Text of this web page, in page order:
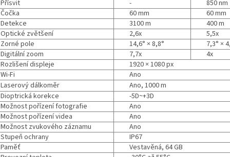
Přísvit -
850 nm
Čočka
60 mm
60 mm
Detekce
3100 m
400 m
Optické zvětšení
2,6x
5,5x
Zorné pole
14,6° × 8,8°
7,3° ×
Digitální zoom
7,7x
4x
Rozlišení displeje
1920 × 1080 px
Wi-Fi
Ano
Laserový dálkoměr
Ano, 1000 m
Dioptrická korekce
-5D~+3D
Možnost pořízení fotografie
Ano
Možnost pořízení videa
Ano
Možnost zvukového záznamu
Ano
Stupeň ochrany
IP67
Paměť
Vestavěná, 64 GB